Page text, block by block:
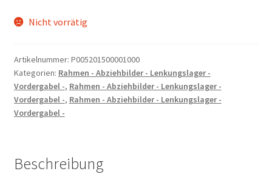
Nicht vorrätig
Artikelnummer: P005201500001000
Kategorien: Rahmen - Abziehbilder - Lenkungslager -
Vordergabel -, Rahmen - Abziehbilder - Lenkungslager -
Vordergabel -, Rahmen - Abziehbilder - Lenkungslager -
Vordergabel -
Beschreibung